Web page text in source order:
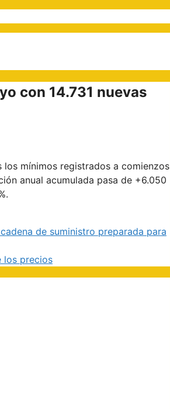
con 14.731 nuevas
mínimos registrados a comienzos
anual acumulada pasa de +6.050
de suministro preparada para
los precios